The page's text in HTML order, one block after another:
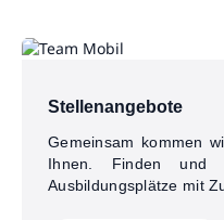
Stellenangebote
Gemeinsam kommen
Ihnen. Finden und
Ausbildungsplätze mit